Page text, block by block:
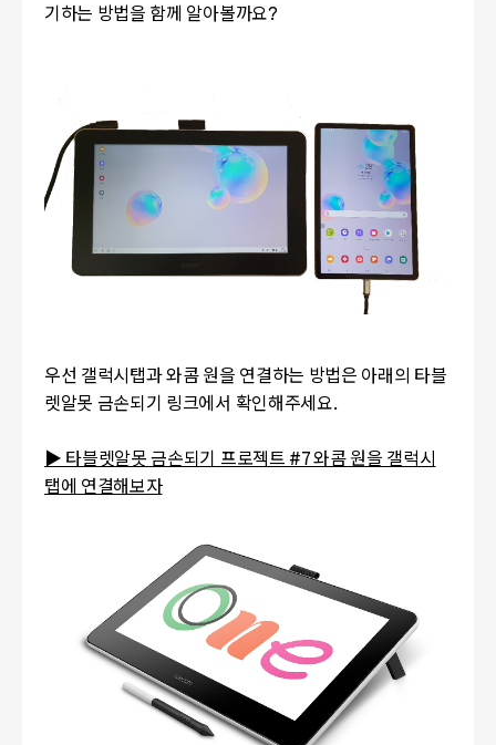
기하는 방법을 함께 알아볼까요?
우선 갤럭시탭과 와콤 원을 연결하는 방법은 아래의 타블
렛알못 금손되기 링크에서 확인해주세요.
▶ 타블렛알못 금손되기 프로젝트 #7 와콤 원을 갤럭시
탭에 연결해보자